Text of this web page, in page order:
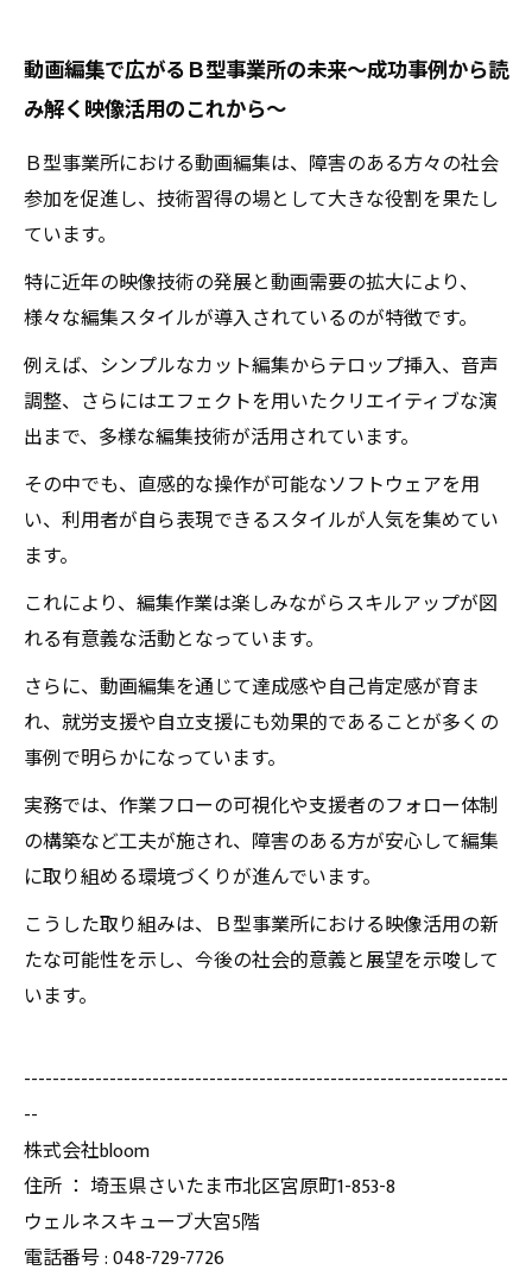
動画編集で広がるＢ型事業所の未来〜成功事例から読
み解く映像活用のこれから〜
Ｂ型事業所における動画編集は、障害のある方々の社会
参加を促進し、技術習得の場として大きな役割を果たし
ています。
特に近年の映像技術の発展と動画需要の拡大により、
様々な編集スタイルが導入されているのが特徴です。
例えば、シンプルなカット編集からテロップ挿入、音声
調整、さらにはエフェクトを用いたクリエイティブな演
出まで、多様な編集技術が活用されています。
その中でも、直感的な操作が可能なソフトウェアを用
い、利用者が自ら表現できるスタイルが人気を集めてい
ます。
これにより、編集作業は楽しみながらスキルアップが図
れる有意義な活動となっています。
さらに、動画編集を通じて達成感や自己肯定感が育ま
れ、就労支援や自立支援にも効果的であることが多くの
事例で明らかになっています。
実務では、作業フローの可視化や支援者のフォロー体制
の構築など工夫が施され、障害のある方が安心して編集
に取り組める環境づくりが進んでいます。
こうした取り組みは、Ｂ型事業所における映像活用の新
たな可能性を示し、今後の社会的意義と展望を示唆して
います。
--------------------------------------------------------------------
--
株式会社bloom
住所 ： 埼玉県さいたま市北区宮原町1-853-8
ウェルネスキューブ大宮5階
電話番号 : 048-729-7726